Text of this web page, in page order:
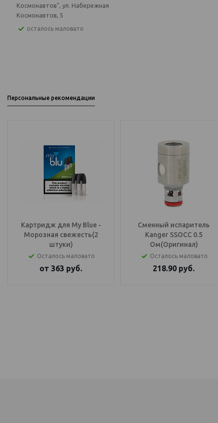
Космонавтов", ул. Набережная
Космонавтов, 5
Осталось маловато
Персональные рекомендации
Картридж для My Blue -
Морозная свежесть(2
штуки)
Осталось маловато
от 363 руб.
Сменный испаритель
Kanger SSOCC 0.5
Ом(Оригинал)
Осталось маловато
218.90 руб.